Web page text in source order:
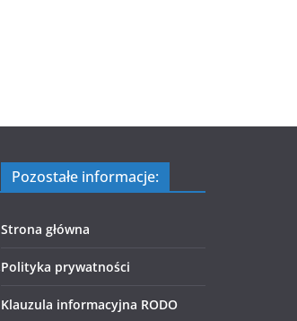
Pozostałe informacje:
Strona główna
Polityka prywatności
Klauzula informacyjna RODO